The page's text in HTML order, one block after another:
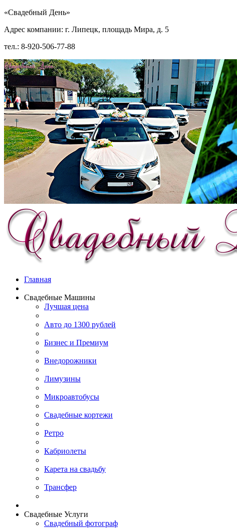
«Свадебный День»
Адрес компании: г. Липецк, площадь Мира, д. 5
тел.: 8-920-506-77-88
Главная
Свадебные Машины
Лучшая цена
Авто до 1300 рублей
Бизнес и Премиум
Внедорожники
Лимузины
Микроавтобусы
Свадебные кортежи
Ретро
Кабриолеты
Карета на свадьбу
Трансфер
Свадебные Услуги
Свадебный фотограф